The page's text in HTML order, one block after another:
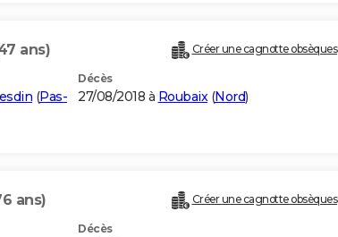
ans) Créer une cagnotte obsèques
(Pas-
Décès
27/08/2018 à Roubaix(Nord)
ans) Créer une cagnotte obsèques
Décès